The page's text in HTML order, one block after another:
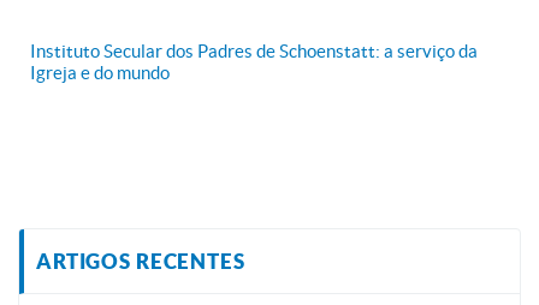
Instituto Secular dos Padres de Schoenstatt: a serviço da
Igreja e do mundo
ARTIGOS RECENTES